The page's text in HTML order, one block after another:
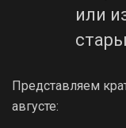
или
Представляем
августе: